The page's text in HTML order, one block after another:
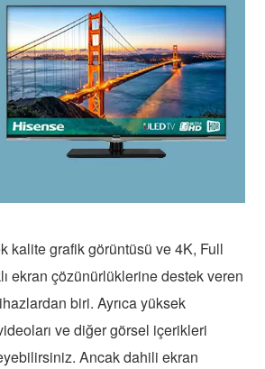
kalite grafik görüntüsü ve 4K, Full
ekran çözünürlüklerine destek veren
biri. Ayrıca yüksek
ve diğer görsel içerikleri
Ancak dahili ekran